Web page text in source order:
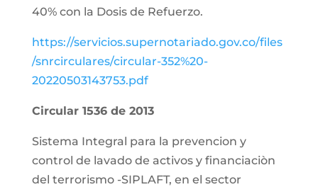
40% con la Dosis de Refuerzo.
https://servicios.supernotariado.gov.co/files
/snrcirculares/circular-352%20-
20220503143753.pdf
Circular 1536 de 2013
Sistema Integral para la prevencion y
control de lavado de activos y financiaciòn
del terrorismo -SIPLAFT, en el sector